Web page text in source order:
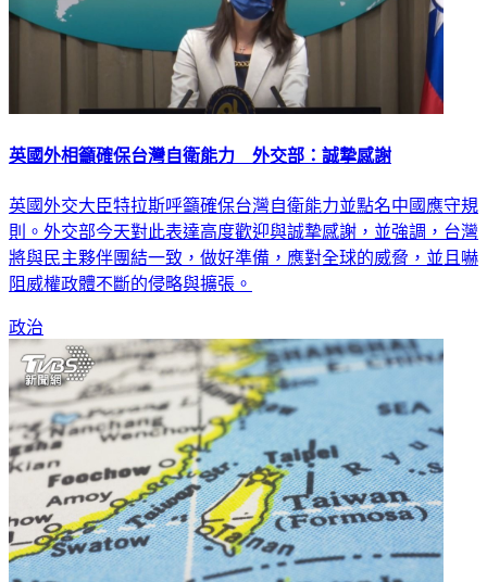
英國外相籲確保台灣自衛能力 外交部：誠摯感謝
英國外交大臣特拉斯呼籲確保台灣自衛能力並點名中國應守規
則。外交部今天對此表達高度歡迎與誠摯感謝，並強調，台灣
將與民主夥伴團結一致，做好準備，應對全球的威脅，並且嚇
阻威權政體不斷的侵略與擴張。
政治